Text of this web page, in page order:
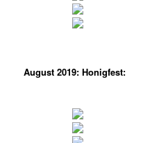
August 2019: Honigfest: